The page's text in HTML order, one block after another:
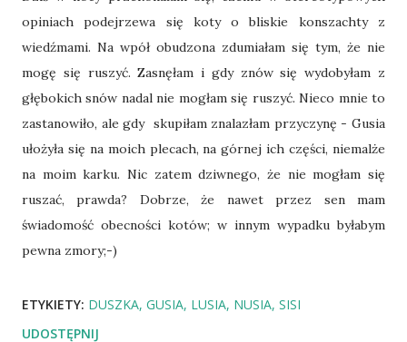
opiniach podejrzewa się koty o bliskie konszachty z
wiedźmami. Na wpół obudzona zdumiałam się tym, że nie
mogę się ruszyć. Zasnęłam i gdy znów się wydobyłam z
głębokich snów nadal nie mogłam się ruszyć. Nieco mnie to
zastanowiło, ale gdy skupiłam znalazłam przyczynę - Gusia
ułożyła się na moich plecach, na górnej ich części, niemalże
na moim karku. Nic zatem dziwnego, że nie mogłam się
ruszać, prawda? Dobrze, że nawet przez sen mam
świadomość obecności kotów; w innym wypadku byłabym
pewna zmory;-)
ETYKIETY: DUSZKA GUSIA LUSIA NUSIA SISI
UDOSTĘPNIJ